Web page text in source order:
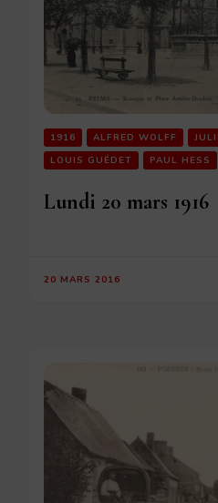
1916 ALFRED WOLFF
LOUIS GUÉDET
PAUL HESS
Lundi 20 mars 1916
20 MARS 2016